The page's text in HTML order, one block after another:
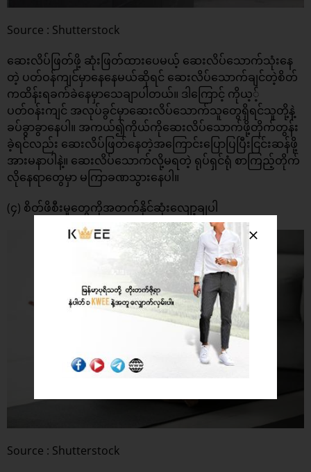
Source : Shutterstock
ဆေးလိပ်ဖြတ်ဖို့ ဆုံးဖြတ်ထားပေမယ့် ဆေးလိပ်သောက်သုံးနေ
တဲ့ ပတ်ဝန်ကျင်မှာနေနေမယ်ဆိုရင် ဆေးလိပ်သောက်ချင်တဲ့စိတ်
ကထိန်းရခက်ခဲနေမှာသေချာပါတယ်။ ဒါကြောင့် ကိုယ့့်
ပတ်ဝန်းကျင် အလုပ်ခွင်မှာဆေးလိပ်သောက်သူတွေရှိရင်သူတို့နဲ့
ခပ်ခွာခွာနေပါ။ အကယ်၍ကိုယ်ကိုဆေးလိပ်သောက်ဖို့တိုက်တွန်း
ခဲ့ရင်လည်း ဆေးလိပ်ဖြတ်နေတဲ့အကြောင်းပြောပြပြီးငြင်းဆန်ဖို့
အားမနာပါနဲ့။ ဆေးလိပ်သောက်လို့မရတဲ့ ရုပ်ရှင်ရုံ စာကြည့်တိုက်
လိုနေရာတွေမှာ မကြာခဏသွားနေပါ။
(၄) စိတ်ဖိစီးမှုတွေကိုအတက်နိုင်ဆုံးလျော့ချပါ
Source : Shutterstock